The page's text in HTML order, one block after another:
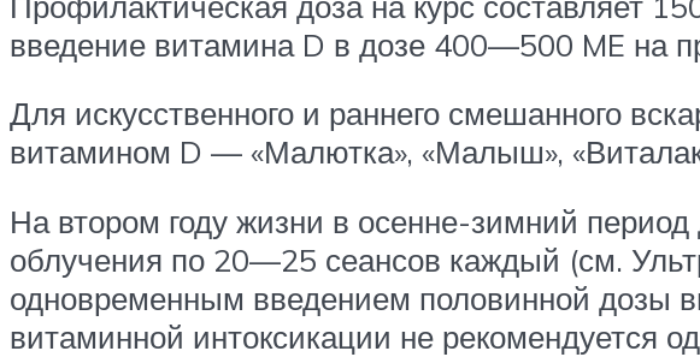
введение витамина D в дозе 400—500 ME на
Для искусственного и раннего смешанного
витамином D — «Малютка», «Малыш»,
На втором году жизни в осенне-зимний
облучения по 20—25 сеансов каждый (см.
одновременным введением половинной дозы
витаминной интоксикации не рекомендуется